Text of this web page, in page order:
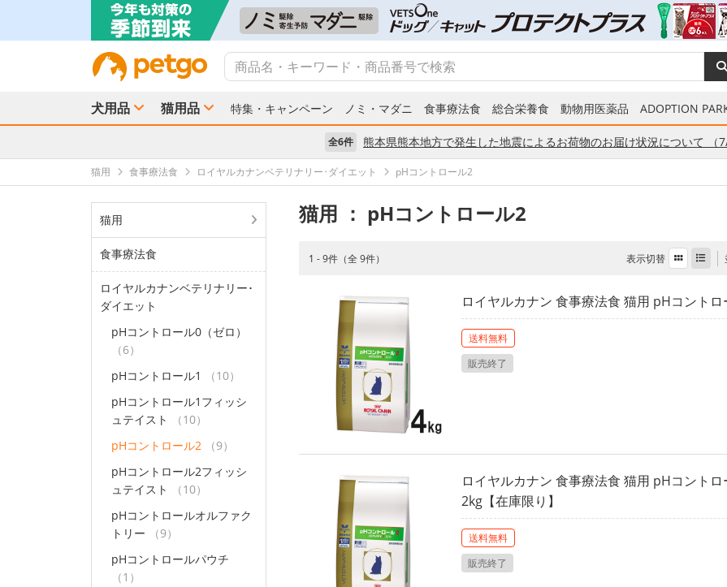
犬用品 猫用品 特集・キャンペーン ノミ・マダニ 食事療法食 総合栄養食 動物用医薬品 ADOPTION
全6件 熊本県熊本地方で発生した地震によるお荷物のお届け状況について （7/
猫用 食事療法食 ロイヤルカナンベテリナリー･ダイエット pHコントロール2
猫用
食事療法食
ロイヤルカナンベテリナリー･
ダイエット
pHコントロール0（ゼロ）
（6）
pHコントロール1
（10）
pHコントロール1フィッシ
ュテイスト
（10）
pHコントロール2
（9）
pHコントロール2フィッシ
ュテイスト
（10）
pHコントロールオルファク
トリー
（9）
pHコントロールパウチ
（1）
猫用 ： pHコントロール2
1 - 9件（全 9件） 表示切替
ロイヤルカナン 食事療法食 猫用 pHコント
送料無料
販売終了
ロイヤルカナン 食事療法食 猫用 pHコントロ
2kg【在庫限り】
送料無料
販売終了